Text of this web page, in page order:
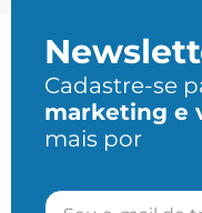
Cadastre-se
marketing e
mais por